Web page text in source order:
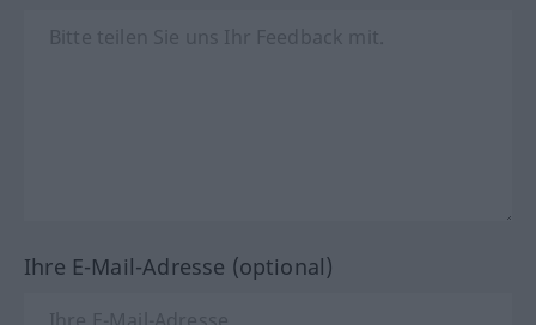
Ihre E-Mail-Adresse (optional)